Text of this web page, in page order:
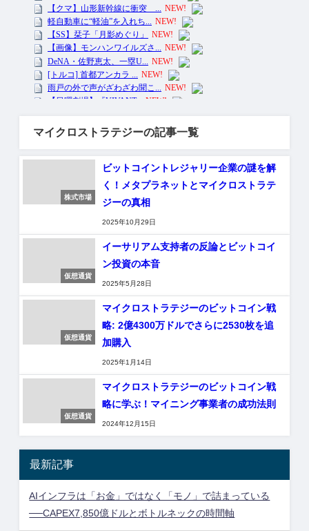
マイクロストラテジーの記事一覧
株式市場
ビットコイントレジャリー企業の謎を解
く！メタプラネットとマイクロストラテ
ジーの真相
2025年10月29日
仮想通貨
イーサリアム支持者の反論とビットコイ
ン投資の本音
2025年5月28日
仮想通貨
マイクロストラテジーのビットコイン戦
略: 2億4300万ドルでさらに2530枚を追
加購入
2025年1月14日
仮想通貨
マイクロストラテジーのビットコイン戦
略に学ぶ！マイニング事業者の成功法則
2024年12月15日
最新記事
AIインフラは「お金」ではなく「モノ」で詰まっている
──CAPEX7,850億ドルとボトルネックの時間軸